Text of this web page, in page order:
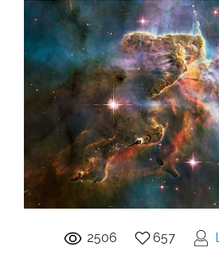
2506 657